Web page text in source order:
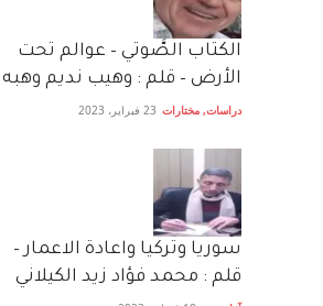
الكتاب الصَّوتي – عوالم تحت
الأرض – قلم : وهيب نديم وهبه
دراسات, مختارات 23 فبراير، 2023
سوريا وتركيا واعادة الاعمار –
قلم : محمد فؤاد زيد الكيلاني